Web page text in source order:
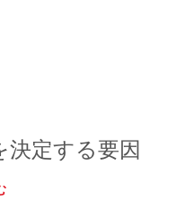
定する要因